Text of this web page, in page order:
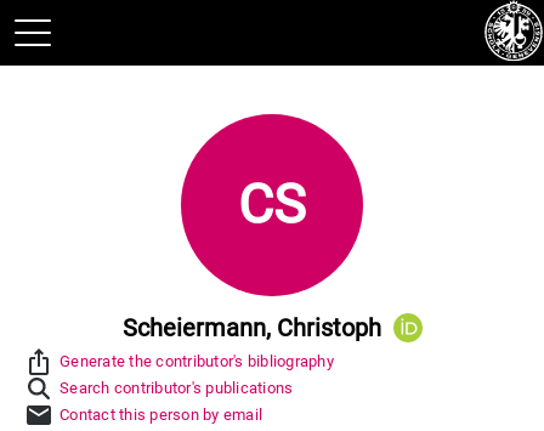
CS
Scheiermann, Christoph
ios_share Generate the contributor's bibliography
Search contributor's publications
mail Contact this person by email